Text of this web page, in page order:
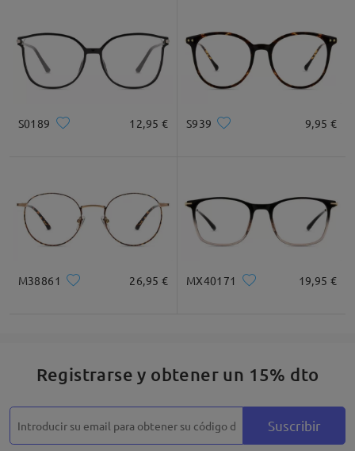
S0189 12,95 € S939 9,95 €
M38861 26,95 € MX40171 19,95 €
Registrarse y obtener un 15% dto
Suscribir